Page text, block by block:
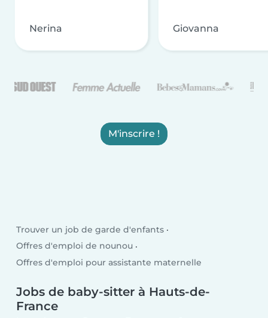
Nerina Giovanna
M'inscrire !
Trouver un job de garde d'enfants
Offres d'emploi de nounou
Offres d'emploi pour assistante maternelle
Jobs de baby-sitter à Hauts-de-
France